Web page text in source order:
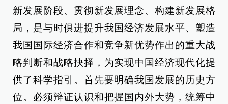
新发展阶段、贯彻新发展理念、构建新发展格
局，是与时俱进提升我国经济发展水平、塑造
我国国际经济合作和竞争新优势作出的重大战
略判断和战略抉择，为实现中国经济现代化提
供了科学指引。首先要明确我国发展的历史方
位。必须辩证认识和把握国内外大势，统筹中